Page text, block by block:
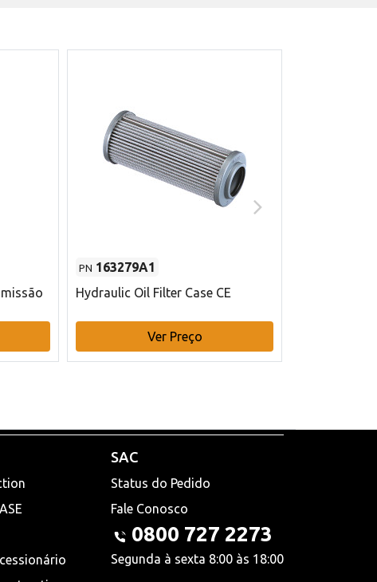
PN 163279A1
Hydraulic Oil Filter Case CE
Ver Preço
SAC
Status do Pedido
Fale Conosco
0800 727 2273
Segunda à sexta 8:00 às 18:00